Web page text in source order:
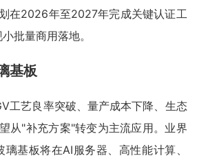
在2026年至2027年完成关键认证工
批量商用落地。
基板
工艺良率突破、量产成本下降、生态
从"补充方案"转变为主流应用。业界
基板将在AI服务器、高性能计算、